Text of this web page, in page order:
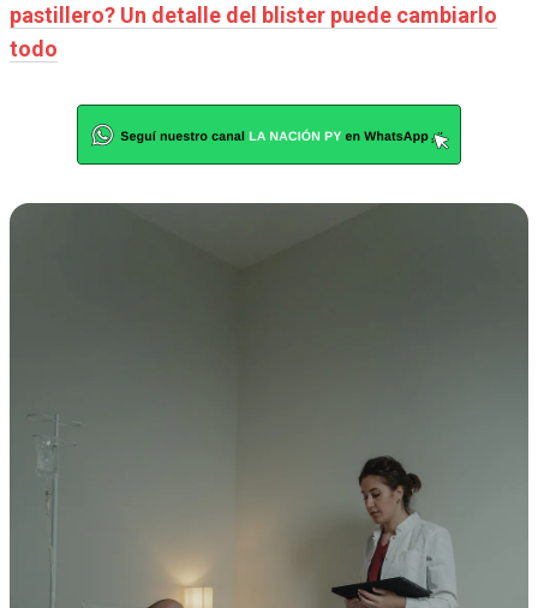
pastillero? Un detalle del blister puede cambiarlo
todo